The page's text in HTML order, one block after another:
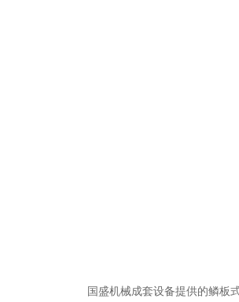
国盛机械成套设备提供的鳞板式